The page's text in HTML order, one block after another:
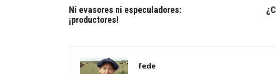
Ni evasores ni especuladores:
¡productores!
fede